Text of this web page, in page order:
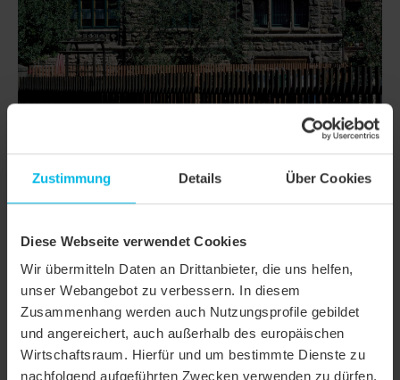
Zustimmung Details Über Cookies
Diese Webseite verwendet Cookies
Wir übermitteln Daten an Drittanbieter, die uns helfen,
unser Webangebot zu verbessern. In diesem
Zusammenhang werden auch Nutzungsprofile gebildet
und angereichert, auch außerhalb des europäischen
Wirtschaftsraum. Hierfür und um bestimmte Dienste zu
nachfolgend aufgeführten Zwecken verwenden zu dürfen,
DETAILS
Produktfamilie Biberschwanzziegel KLASSIK
Objektart Einfamilienhaus
Dachform Sonderform